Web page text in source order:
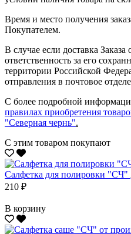
Время и место получения
Покупателем.
В случае если доставка
ответственность за его
территории Российской
отправления в почтовое
С более подробной
правилах приобретения
"Северная чернь".
С этим товаром покупают
Салфетка для полировки "CЧ"
210 ₽
В корзину